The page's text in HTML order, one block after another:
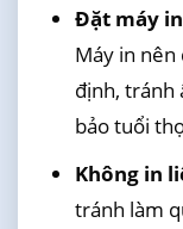
Đặt máy
Máy in
định, tránh
bảo tuổi
Không in
tránh làm